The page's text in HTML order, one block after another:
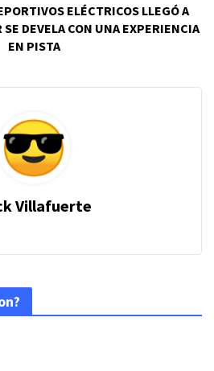
ELÉCTRICOS LLEGÓ A
DEVELA CON UNA EXPERIENCIA
EN PISTA
Villafuerte